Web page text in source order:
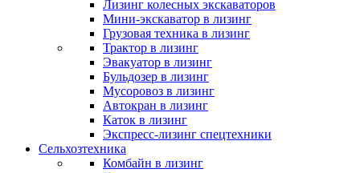
Лизинг колесных экскаваторов
Мини-экскаватор в лизинг
Грузовая техника в лизинг
Трактор в лизинг
Эвакуатор в лизинг
Бульдозер в лизинг
Мусоровоз в лизинг
Автокран в лизинг
Каток в лизинг
Экспресс-лизинг спецтехники
Сельхозтехника
Комбайн в лизинг